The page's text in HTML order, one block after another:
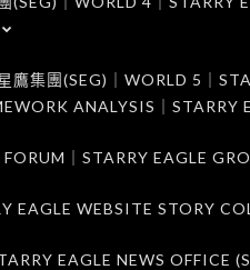
鷹集團(SEG)｜WORLD 5｜
ANALYSIS｜STARRY
｜STARRY EAGLE
EAGLE WEBSITE STORY
EAGLE NEWS OFFICE